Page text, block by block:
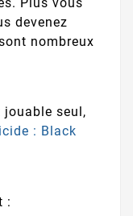
devenez
nombreux
jouable seul,
: Black
: